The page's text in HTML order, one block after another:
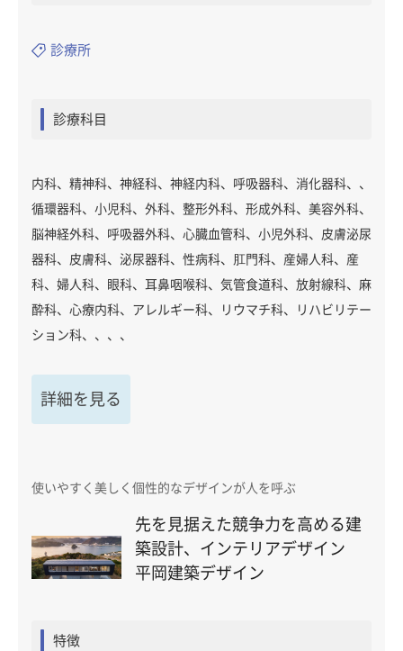
診療所
診療科目
内科、精神科、神経科、神経内科、呼吸器科、消化器科、、
循環器科、小児科、外科、整形外科、形成外科、美容外科、
脳神経外科、呼吸器外科、心臓血管科、小児外科、皮膚泌尿
器科、皮膚科、泌尿器科、性病科、肛門科、産婦人科、産
科、婦人科、眼科、耳鼻咽喉科、気管食道科、放射線科、麻
酔科、心療内科、アレルギー科、リウマチ科、リハビリテー
ション科、、、、
詳細を見る
使いやすく美しく個性的なデザインが人を呼ぶ
先を見据えた競争力を高める建
築設計、インテリアデザイン
平岡建築デザイン
特徴